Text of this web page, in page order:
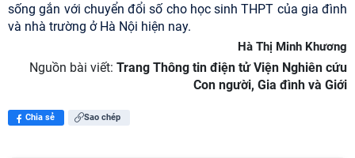
sống gắn với chuyển đổi số cho học sinh THPT của gia đình
và nhà trường ở Hà Nội hiện nay.
Hà Thị Minh Khương
Nguồn bài viết: Trang Thông tin điện tử Viện Nghiên cứu
Con người, Gia đình và Giới
Chia sẻ Sao chép